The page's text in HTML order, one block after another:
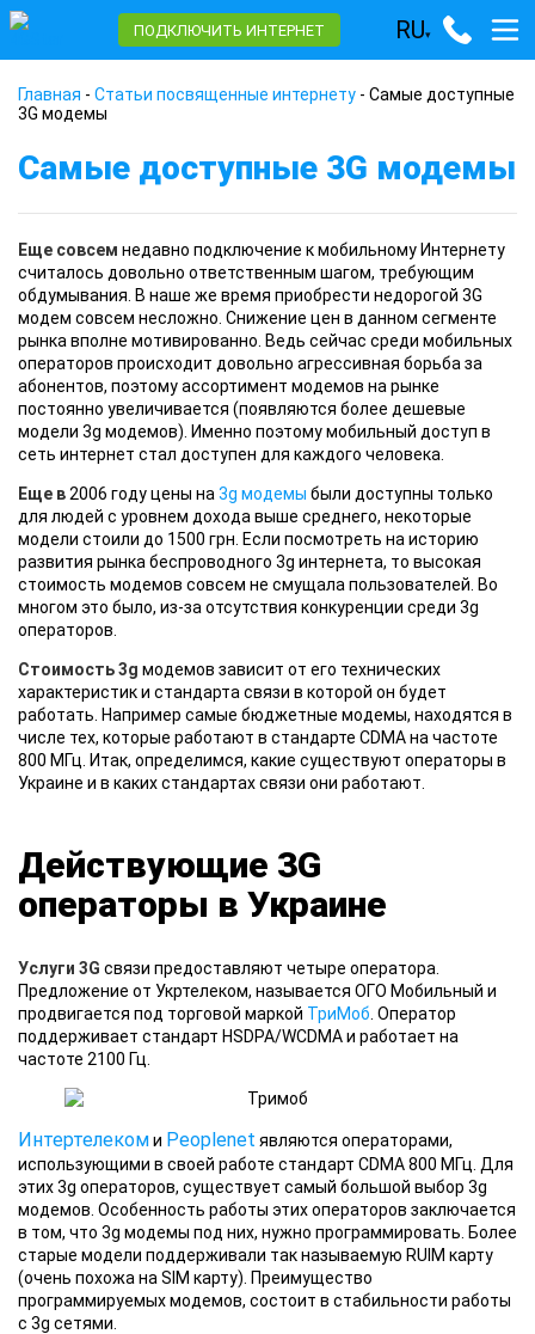
ПОДКЛЮЧИТЬ ИНТЕРНЕТ RU▾
Главная - Статьи посвященные интернету - Самые доступные
3G модемы
Самые доступные 3G модемы
Еще совсем недавно подключение к мобильному Интернету
считалось довольно ответственным шагом, требующим
обдумывания. В наше же время приобрести недорогой 3G
модем совсем несложно. Снижение цен в данном сегменте
рынка вполне мотивированно. Ведь сейчас среди мобильных
операторов происходит довольно агрессивная борьба за
абонентов, поэтому ассортимент модемов на рынке
постоянно увеличивается (появляются более дешевые
модели 3g модемов). Именно поэтому мобильный доступ в
сеть интернет стал доступен для каждого человека.
Еще в 2006 году цены на 3g модемы были доступны только
для людей с уровнем дохода выше среднего, некоторые
модели стоили до 1500 грн. Если посмотреть на историю
развития рынка беспроводного 3g интернета, то высокая
стоимость модемов совсем не смущала пользователей. Во
многом это было, из-за отсутствия конкуренции среди 3g
операторов.
Стоимость 3g модемов зависит от его технических
характеристик и стандарта связи в которой он будет
работать. Например самые бюджетные модемы, находятся в
числе тех, которые работают в стандарте CDMA на частоте
800 МГц. Итак, определимся, какие существуют операторы в
Украине и в каких стандартах связи они работают.
Действующие 3G
операторы в Украине
Услуги 3G связи предоставляют четыре оператора.
Предложение от Укртелеком, называется ОГО Мобильный и
продвигается под торговой маркой ТриМоб . Оператор
поддерживает стандарт HSDPA/WCDMA и работает на
частоте 2100 Гц.
Интертелекоми Peoplenet являются операторами,
использующими в своей работе стандарт CDMA 800 МГц. Для
этих 3g операторов, существует самый большой выбор 3g
модемов. Особенность работы этих операторов заключается
в том, что 3g модемы под них, нужно программировать. Более
старые модели поддерживали так называемую RUIM карту
(очень похожа на SIM карту). Преимущество
программируемых модемов, состоит в стабильности работы
с 3g сетями.